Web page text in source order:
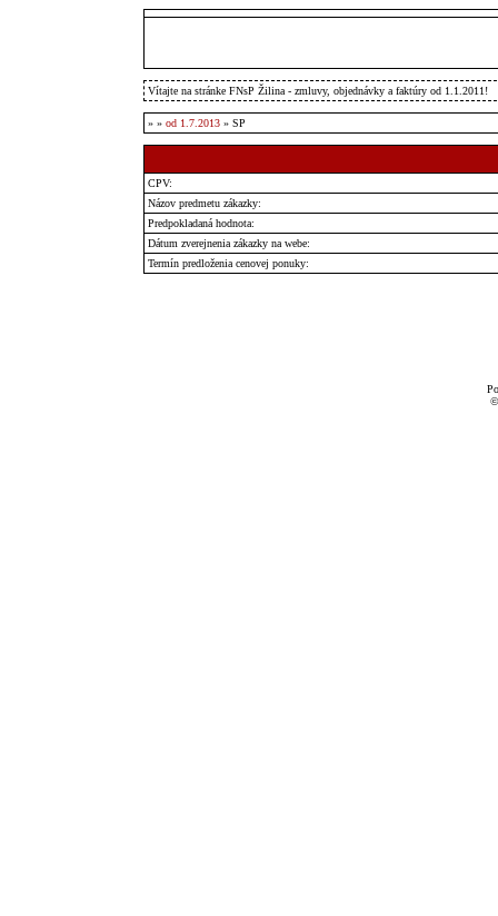
Vítajte na stránke FNsP Žilina - zmluvy, objednávky a faktúry od 1.1.2011!
» » od 1.7.2013» SP
CPV:
Názov predmetu zákazky:
Predpokladaná hodnota:
Dátum zverejnenia zákazky na webe:
Termín predloženia cenovej ponuky: